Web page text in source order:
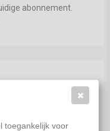
abonnement.
abonnement.
toegankelijk voor